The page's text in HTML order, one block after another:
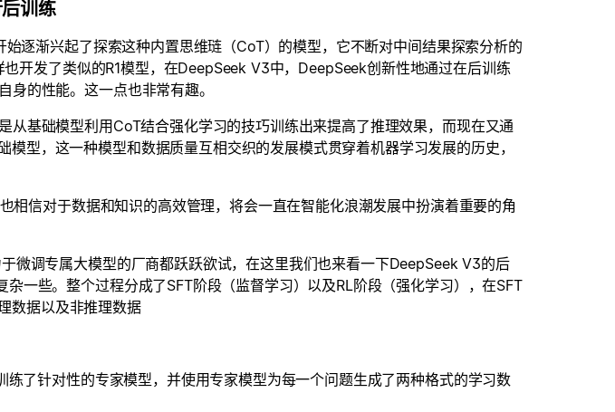
训练
逐渐兴起了探索这种内置思维琏（CoT）的模型，它不断对中间结果探索分析的
开发了类似的R1模型，在DeepSeek V3中，DeepSeek创新性地通过在后训练
身的性能。这一点也非常有趣。
从基础模型利用CoT结合强化学习的技巧训练出来提高了推理效果，而现在又通
型，这一种模型和数据质量互相交织的发展模式贯穿着机器学习发展的历史，
相信对于数据和知识的高效管理，将会一直在智能化浪潮发展中扮演着重要的角
微调专属大模型的厂商都跃跃欲试，在这里我们也来看一下DeepSeek V3的后
一些。整个过程分成了SFT阶段（监督学习）以及RL阶段（强化学习），在SFT
数据以及非推理数据
了针对性的专家模型，并使用专家模型为每一个问题生成了两种格式的学习数